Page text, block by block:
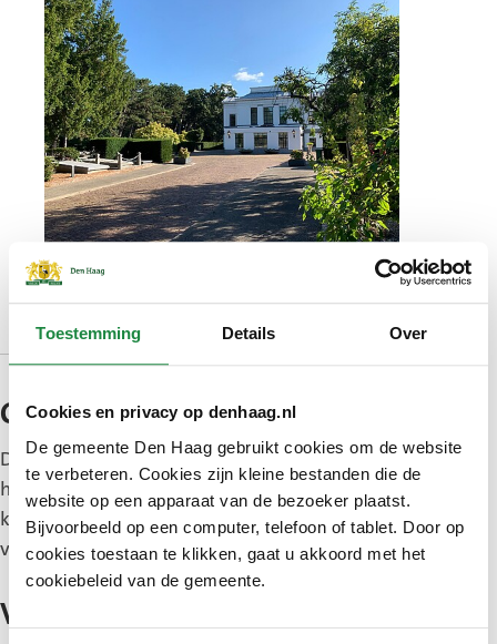
Toestemming Details Over
Cookies en privacy op denhaag.nl
De gemeente Den Haag gebruikt cookies om de website
te verbeteren. Cookies zijn kleine bestanden die de
website op een apparaat van de bezoeker plaatst.
Bijvoorbeeld op een computer, telefoon of tablet. Door op
cookies toestaan te klikken, gaat u akkoord met het
cookiebeleid van de gemeente.
De gemeentelijke Algemene Begraafplaats aan
Onafhankelijk onderzoek
De gemeente Den Haag werkt volledig mee aan
het onderzoek van het Openbaar Ministerie. Er
komt ook een onafhankelijk onderzoek in opdracht
van de gemeente.
Vragen